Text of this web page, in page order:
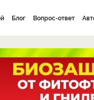
Блог Вопрос-ответ